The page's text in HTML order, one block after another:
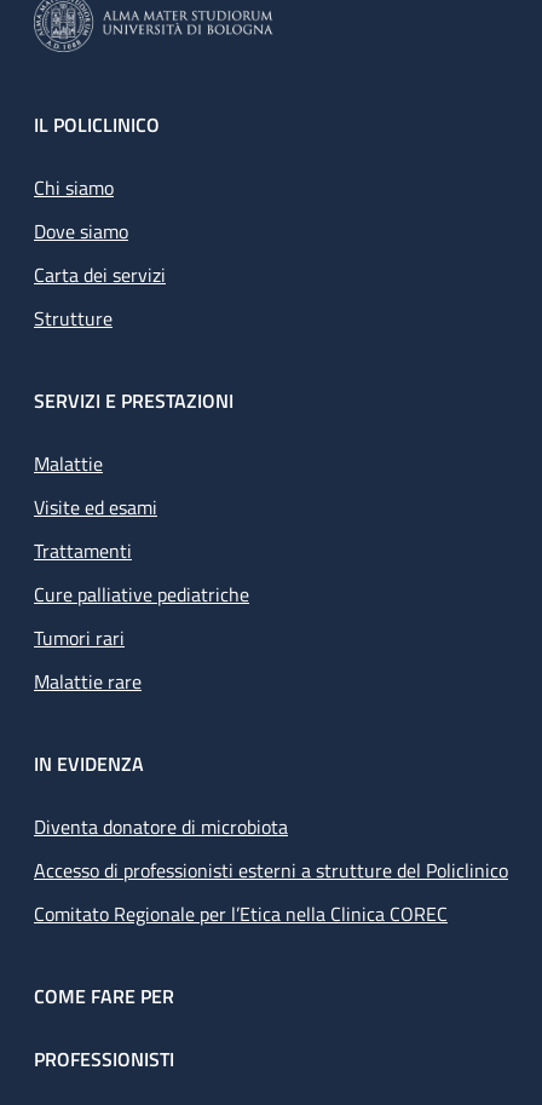
Footer
IL POLICLINICO
Chi siamo
Dove siamo
Carta dei servizi
Strutture
SERVIZI E PRESTAZIONI
Malattie
Visite ed esami
Trattamenti
Cure palliative pediatriche
Tumori rari
Malattie rare
IN EVIDENZA
Diventa donatore di microbiota
Accesso di professionisti esterni a strutture del Policlinico
Comitato Regionale per l’Etica nella Clinica COREC
COME FARE PER
PROFESSIONISTI